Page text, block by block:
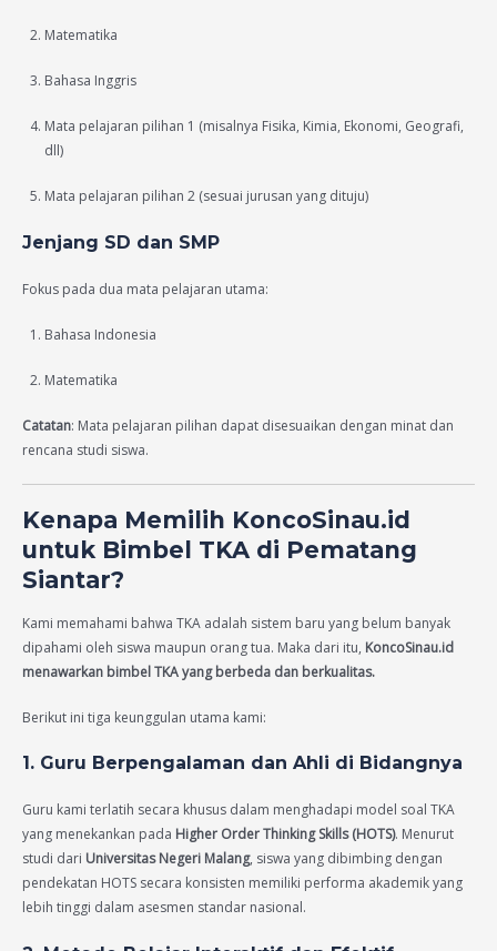
Matematika
Bahasa Inggris
Mata pelajaran pilihan 1 (misalnya Fisika, Kimia, Ekonomi, Geografi,
dll)
Mata pelajaran pilihan 2 (sesuai jurusan yang dituju)
Jenjang SD dan SMP
Fokus pada dua mata pelajaran utama:
Bahasa Indonesia
Matematika
Catatan: Mata pelajaran pilihan dapat disesuaikan dengan minat dan
rencana studi siswa.
Kenapa Memilih KoncoSinau.id
untuk Bimbel TKA di Pematang
Siantar?
Kami memahami bahwa TKA adalah sistem baru yang belum banyak
dipahami oleh siswa maupun orang tua. Maka dari itu, KoncoSinau.id
menawarkan bimbel TKA yang berbeda dan berkualitas.
Berikut ini tiga keunggulan utama kami:
1. Guru Berpengalaman dan Ahli di Bidangnya
Guru kami terlatih secara khusus dalam menghadapi model soal TKA
yang menekankan pada Higher Order Thinking Skills (HOTS). Menurut
studi dari Universitas Negeri Malang, siswa yang dibimbing dengan
pendekatan HOTS secara konsisten memiliki performa akademik yang
lebih tinggi dalam asesmen standar nasional.